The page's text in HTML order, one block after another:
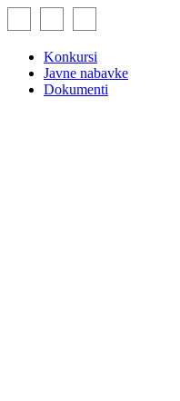
to
Konkursi
Javne nabavke
Dokumenti